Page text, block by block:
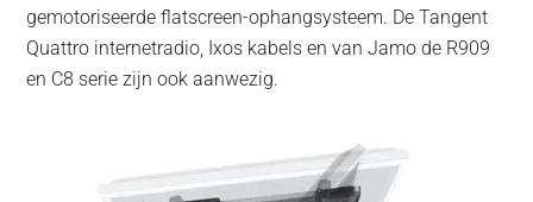
gemotoriseerde flatscreen-ophangsysteem. De Tangent
Quattro internetradio, Ixos kabels en van Jamo de R909
en C8 serie zijn ook aanwezig.